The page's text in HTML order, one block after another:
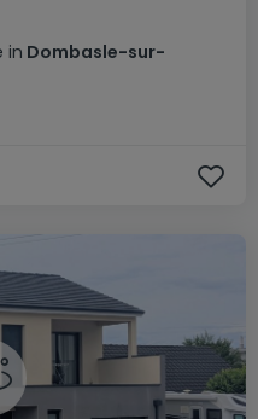
in Dombasle-sur-